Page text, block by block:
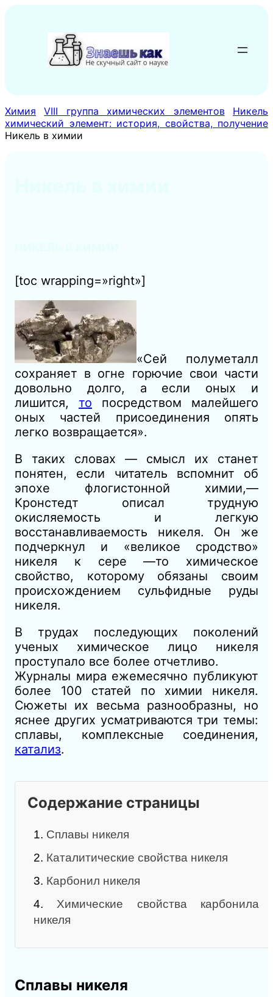
содержимому
Химия VIII группа химических элементов
Никель
химический элемент: история, свойства, получение
Никель в химии
[toc wrapping=»right»]
«Сей полуметалл
сохраняет в огне горючие свои части
довольно долго, а если оных и
лишится, то посредством малейшего
оных частей присоединения опять
легко возвращается».
В таких словах — смысл их станет
понятен, если читатель вспомнит об
эпохе флогистонной химии,—
Кронстедт описал трудную
окисляемость и легкую
восстанавливаемость никеля. Он же
подчеркнул и «великое сродство»
никеля к сере —то химическое
свойство, которому обязаны своим
происхождением сульфидные руды
никеля.
В трудах последующих поколений
ученых химическое лицо никеля
проступало все более отчетливо.
Журналы мира ежемесячно публикуют
более 100 статей по химии никеля.
Сюжеты их весьма разнообразны, но
яснее других усматриваются три темы:
сплавы, комплексные соединения,
катализ.
Содержание страницы
1. Сплавы никеля
2. Каталитические свойства никеля
3. Карбонил никеля
4.Химические свойства карбонила
никеля
Сплавы никеля